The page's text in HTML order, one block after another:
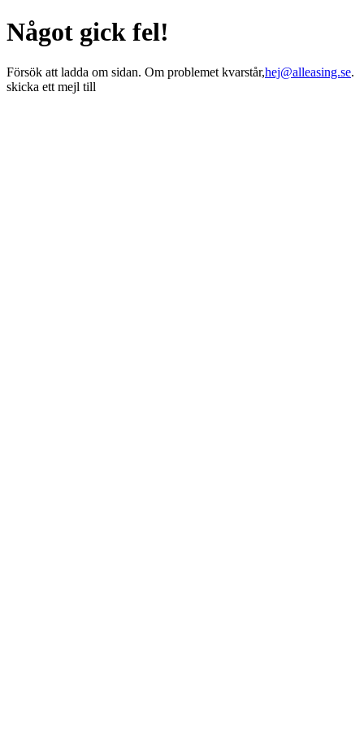
Något gick fel!
Försök att ladda om sidan. Om problemet kvarstår,hej@alleasing.se.
skicka ett mejl till